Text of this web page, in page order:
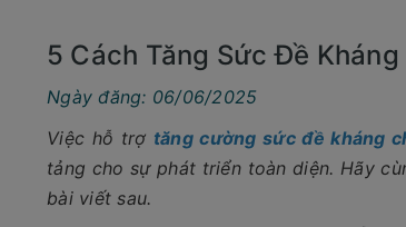
5 Cách Tăng Sức Đề
Ngày đăng: 06/06/2025
Việc hỗ trợ tăng cường sức đề kháng
tảng cho sự phát triển toàn diện. Hãy
bài viết sau.